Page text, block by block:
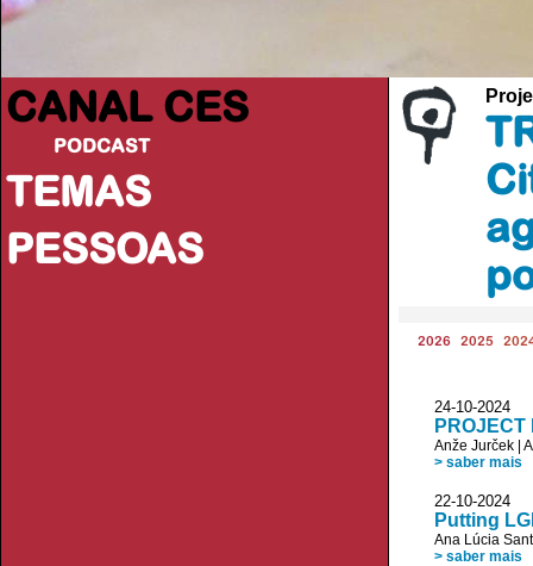
CANAL CES
PODCAST
TEMAS
PESSOAS
2026 2025
24-10-
Anže Jurček
> saber mais
22-10-
Putting
Ana Lúcia
> saber mais